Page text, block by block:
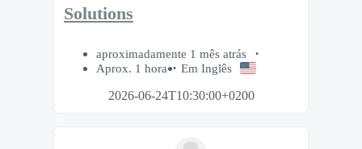
Solutions
aproximadamente 1 mês atrás
Aprox. 1 hora
Em Inglês
2026-06-24T10:30:00+0200